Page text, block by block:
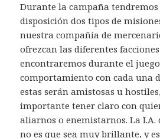
Durante la campaña
disposición dos tipos de
nuestra compañía de
ofrezcan las diferentes
encontraremos durante el
comportamiento con cada una
estas serán amistosas u
importante tener claro con
aliarnos o enemistarnos. La I.A.
no es que sea muy brillante, y